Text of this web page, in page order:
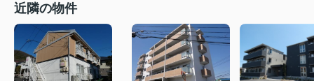
近隣の物件